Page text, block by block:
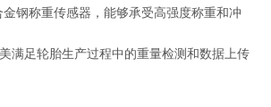
钢称重传感器，能够承受高强度称重和冲
满足轮胎生产过程中的重量检测和数据上传